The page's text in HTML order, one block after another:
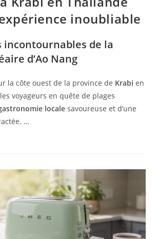
inoubliable
incontournables de la
d’Ao Nang
la côte ouest de la province de Krabi en
voyageurs en quête de plages
locale savoureuse et d’une
…